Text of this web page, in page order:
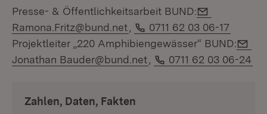
Presse- & Öffentlichkeitsarbeit BUND:
Ramona.Fritz@bund.net
Telefon:
0711 62 03 06-17
Projektleiter „220 Amphibiengewässer“ BUND:
Jonathan Bauder@bund.net
Telefon:
0711 62 03 06-24
Zahlen, Daten, Fakten